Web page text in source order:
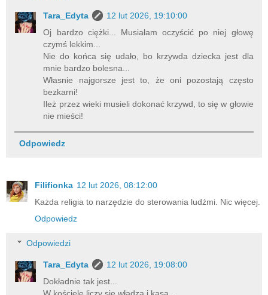
Tara_Edyta
12 lut 2026, 19:10:00
Oj bardzo ciężki... Musiałam oczyścić po niej głowę
czymś lekkim...
Nie do końca się udało, bo krzywda dziecka jest dla
mnie bardzo bolesna...
Własnie najgorsze jest to, że oni pozostają często
bezkarni!
Ileż przez wieki musieli dokonać krzywd, to się w głowie
nie mieści!
Odpowiedz
Filifionka 12 lut 2026, 08:12:00
Każda religia to narzędzie do sterowania ludźmi. Nic więcej.
Odpowiedz
Odpowiedzi
Tara_Edyta
12 lut 2026, 19:08:00
Dokładnie tak jest...